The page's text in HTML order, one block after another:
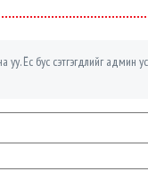
Ёс бус сэтгэгдлийг админ